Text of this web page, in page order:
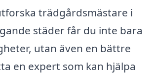
trädgårdsmästare i
städer får du inte bara
utan även en bättre
en expert som kan hjälpa